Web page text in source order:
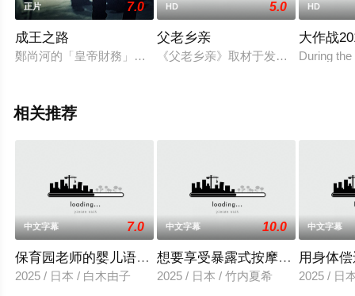
正片 7.0
成王之路
鄭尚河的「皇帝財務」坐擁釜山地下社會一片江山，對經營十
HD 5.0
父老乡亲
《父老乡亲》取材于发生在陕西省
HD
大作战
During
相关推荐
中文字幕 7.0
保育园老师的婴儿语让人超兴奋
2025 / 日本 / 白木由子
中文字幕 10.0
想要享受暴露式按摩的已婚女子
2025 / 日本 / 竹内夏希
中文字幕
用身体
2025 / 日